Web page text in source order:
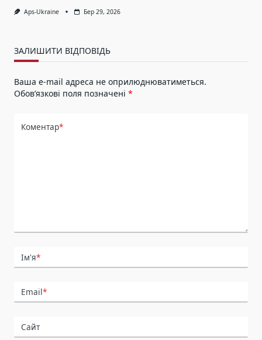
Aps-Ukraine Бер 29, 2026
ЗАЛИШИТИ ВІДПОВІДЬ
Ваша e-mail адреса не оприлюднюватиметься.
Обов’язкові поля позначені *
Коментар*
Ім'я*
Email*
Сайт